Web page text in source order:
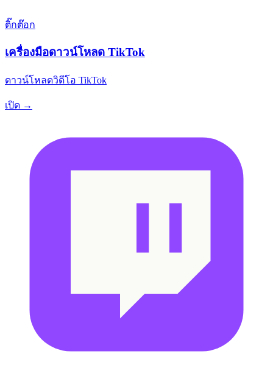
ติ๊กต๊อก
เครื่องมือดาวน์โหลด TikTok
ดาวน์โหลดวิดีโอ TikTok
เปิด →